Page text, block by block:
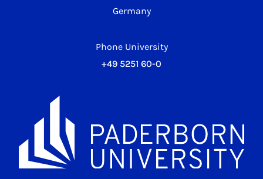
Germany
Phone University
+49 5251 60-0